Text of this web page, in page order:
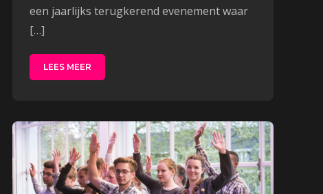
een jaarlijks terugkerend evenement waar
[…]
LEES MEER